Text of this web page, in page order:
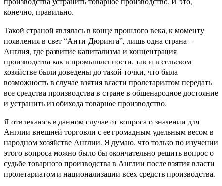
конечно, правильно.
Такой страной являлась в конце прошлого века, к моменту
появления в свет “Анти-Дюринга”, лишь одна страна –
Англия, где развитие капитализма и концентрация
производства как в промышленности, так и в сельском
хозяйстве были доведены до такой точки, что была
возможность в случае взятия власти пролетариатом передать
все средства производства в стране в общенародное достояние
и устранить из обихода товарное производство.
Я отвлекаюсь в данном случае от вопроса о значении для
Англии внешней торговли с ее громадным удельным весом в
народном хозяйстве Англии. Я думаю, что только по изучении
этого вопроса можно было бы окончательно решить вопрос о
судьбе товарного производства в Англии после взятия власти
пролетариатом и национализации всех средств производства.